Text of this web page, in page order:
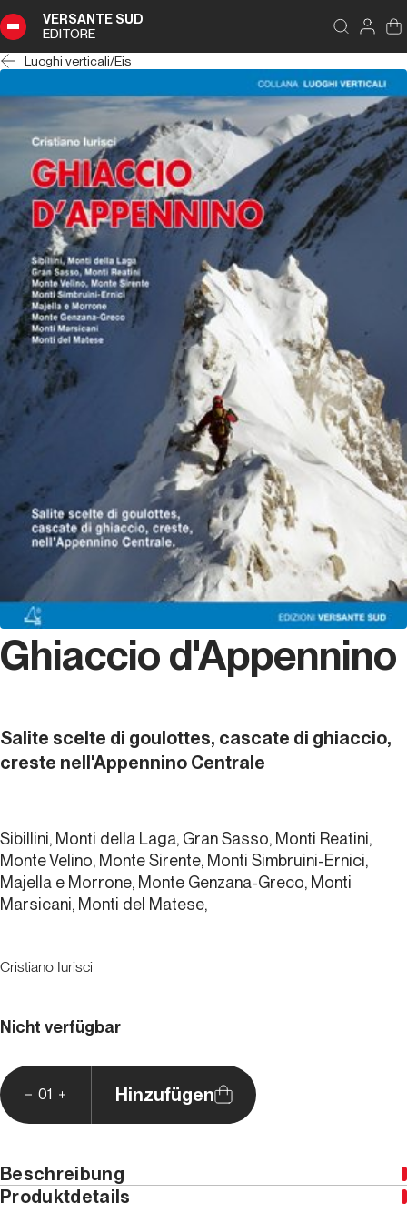
VERSANTE SUD
EDITORE
Luoghi verticali/Eis
Ghiaccio d'Appennino
Salite scelte di goulottes, cascate di ghiaccio,
creste nell'Appennino Centrale
Sibillini, Monti della Laga, Gran Sasso, Monti Reatini,
Monte Velino, Monte Sirente, Monti Simbruini-Ernici,
Majella e Morrone, Monte Genzana-Greco, Monti
Marsicani, Monti del Matese,
Cristiano Iurisci
Nicht verfügbar
01 Hinzufügen
Beschreibung
Das Winterklettern in den Apenninen hat eine lange
Produktdetails